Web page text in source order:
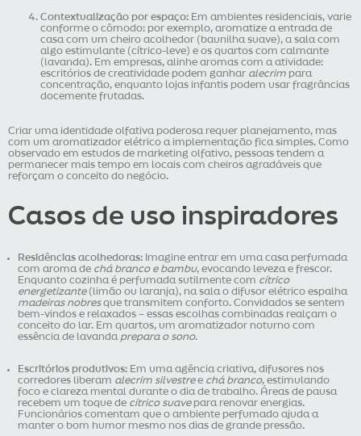
Contextualização por espaço: Em ambientes residenciais, varie
conforme o cômodo: por exemplo, aromatize a entrada de
casa com um cheiro acolhedor (baunilha suave), a sala com
algo estimulante (cítrico-leve) e os quartos com calmante
(lavanda). Em empresas, alinhe aromas com a atividade:
escritórios de creatividade podem ganhar alecrim para
concentração, enquanto lojas infantis podem usar fragrâncias
docemente frutadas.
Criar uma identidade olfativa poderosa requer planejamento, mas
com um aromatizador elétrico a implementação fica simples. Como
observado em estudos de marketing olfativo, pessoas tendem a
permanecer mais tempo em locais com cheiros agradáveis que
reforçam o conceito do negócio.
Casos de uso inspiradores
Residências acolhedoras: Imagine entrar em uma casa perfumada
com aroma de chá branco e bambu, evocando leveza e frescor.
Enquanto cozinha é perfumada sutilmente com cítrico
energetizante(limão ou laranja), na sala o difusor elétrico espalha
madeiras nobresque transmitem conforto. Convidados se sentem
bem-vindos e relaxados – essas escolhas combinadas realçam o
conceito do lar. Em quartos, um aromatizador noturno com
essência de lavanda prepara o sono.
Escritórios produtivos: Em uma agência criativa, difusores nos
corredores liberam alecrim silvestree chá branco, estimulando
foco e clareza mental durante o dia de trabalho. Áreas de pausa
recebem um toque de cítrico suavepara renovar energias.
Funcionários comentam que o ambiente perfumado ajuda a
manter o bom humor mesmo nos dias de grande pressão.